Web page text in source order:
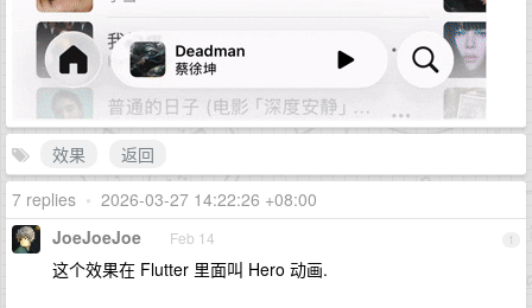
效果
返回
7 replies • 2026-03-27 14:22:26 +08:00
1
JoeJoeJoe Feb 14
这个效果在 Flutter 里面叫 Hero 动画.